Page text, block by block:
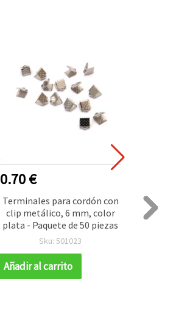
0.70 €
Terminales para cordón con
clip metálico, 6 mm, color
plata - Paquete de 50 piezas
Sku: 501023
Añadir al carrito